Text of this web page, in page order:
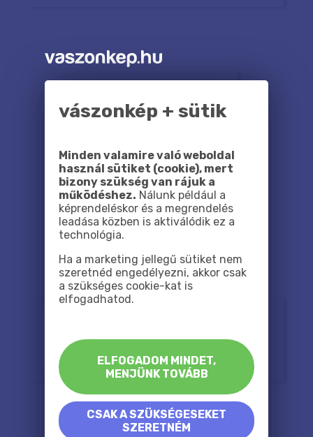
vászonkép + sütik
Minden valamire való weboldal
használ sütiket (cookie), mert
bizony szükség van rájuk a
működéshez. Nálunk például a
képrendeléskor és a megrendelés
leadása közben is aktiválódik ez a
technológia.
Ha a marketing jellegű sütiket nem
szeretnéd engedélyezni, akkor csak
a szükséges cookie-kat is
elfogadhatod.
ELFOGADOM MINDET,
MENJÜNK TOVÁBB
CSAK A SZÜKSÉGESEKET
SZERETNÉM